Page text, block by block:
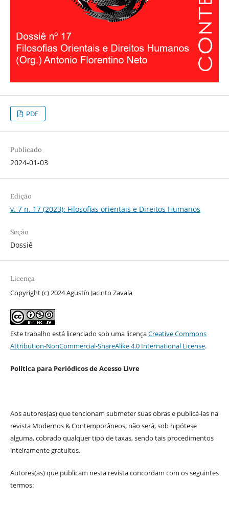
PDF
Publicado
2024-01-03
Edição
v. 7 n. 17 (2023): Filosofias orientais e Direitos Humanos
Seção
Dossiê
Licença
Copyright (c) 2024 Agustín Jacinto Zavala
Este trabalho está licenciado sob uma licençaCreative Commons
Attribution-NonCommercial-ShareAlike 4.0 International License.
Política para Periódicos de Acesso Livre
Aos autores(as) que tencionam submeter suas obras e publicá-las na
revista Modernos & Contemporâneos, não será, sob hipótese
alguma, cobrado qualquer tipo de taxas, sendo tais procedimentos
inteiramente gratuitos.
Autores(as) que publicam nesta revista concordam com os seguintes
termos: